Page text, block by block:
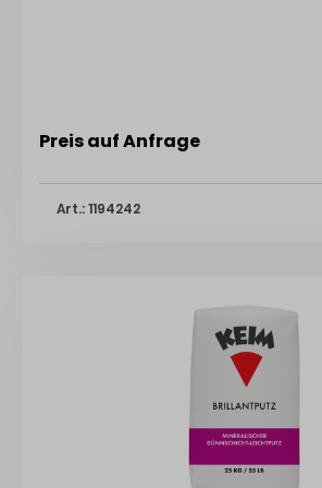
Preis auf Anfrage
Art.: 1194242